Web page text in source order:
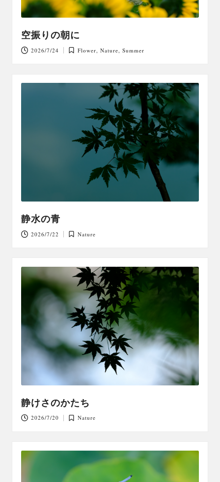
空振りの朝に
2026/7/24
Posted
Flower ,Nature ,Summer
静水の青
2026/7/22
Posted
Nature
静けさのかたち
2026/7/20
Posted
Nature